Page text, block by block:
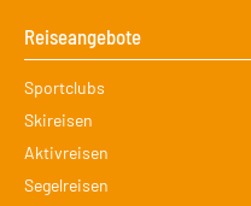
Reiseangebote
Navigation
überspringen
Sportclubs
Skireisen
Aktivreisen
Segelreisen